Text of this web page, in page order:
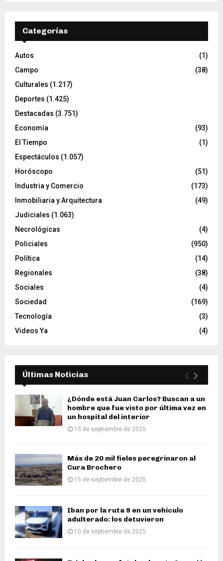
Categorías
Autos
(1)
Campo
(38)
Culturales (1.217)
Deportes (1.425)
Destacadas (3.751)
Economía
(93)
El Tiempo
(1)
Espectáculos (1.057)
Horóscopo
(51)
Industria y Comercio
(173)
Inmobiliaria y Arquitectura
(49)
Judiciales (1.063)
Necrológicas
(4)
Policiales
(950)
Política
(14)
Regionales
(38)
Sociales
(4)
Sociedad
(169)
Tecnología
(3)
Videos Ya
(4)
Últimas Noticias
¿Dónde está Juan Carlos? Buscan a un
hombre que fue visto por última vez en
un hospital del interior
15 de septiembre de 2025
Más de 20 mil fieles peregrinaron al
Cura Brochero
15 de septiembre de 2025
Iban por la ruta 9 en un vehículo
adulterado: los detuvieron
10 de septiembre de 2025